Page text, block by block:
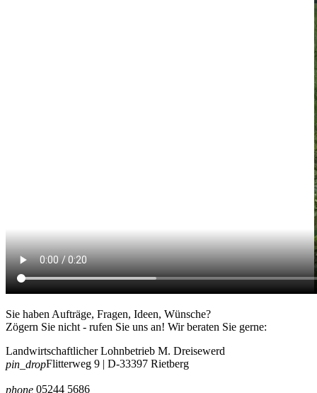
Sie haben Aufträge, Fragen, Ideen, Wünsche?
Zögern Sie nicht - rufen Sie uns an! Wir beraten Sie gerne:
Landwirtschaftlicher Lohnbetrieb M. Dreisewerd
pin_dropFlitterweg 9 | D-33397 Rietberg
phone 05244 5686